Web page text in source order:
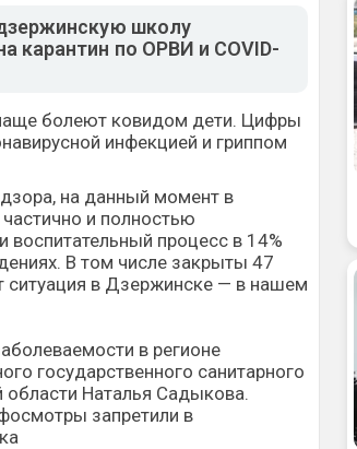
школу
карантин по ОРВИ и COVID-
болеют ковидом дети. Цифры
инфекцией и гриппом
на данный момент в
и полностью
воспитательный процесс в 14%
В том числе закрыты 47
ситуация в Дзержинске — в нашем
в регионе
государственного санитарного
Наталья Садыкова.
запретили в